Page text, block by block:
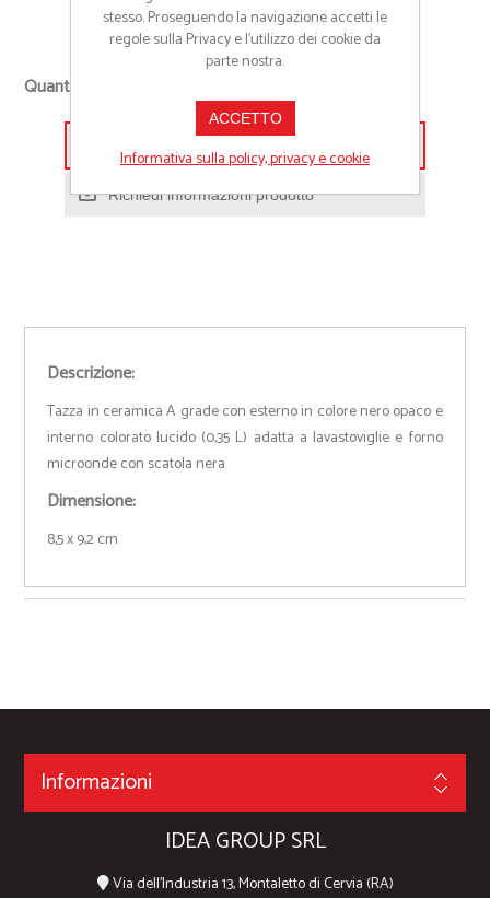
Cod:12406S
Quantità richiesta
-
Richiedi informazioni prodotto
Descrizione:
Tazza in ceramica A grade con esterno in colore nero opaco e
interno colorato lucido (0,35 L) adatta a lavastoviglie e forno
microonde con scatola nera
Dimensione:
8,5 x 9,2 cm
Informazioni
IDEA GROUP SRL
Via dell'Industria 13, Montaletto di Cervia (RA)
stesso. Proseguendo la navigazione accetti le
regole sulla Privacy e l'utilizzo dei cookie da
parte nostra.
ACCETTO
Informativa sulla policy, privacy e cookie